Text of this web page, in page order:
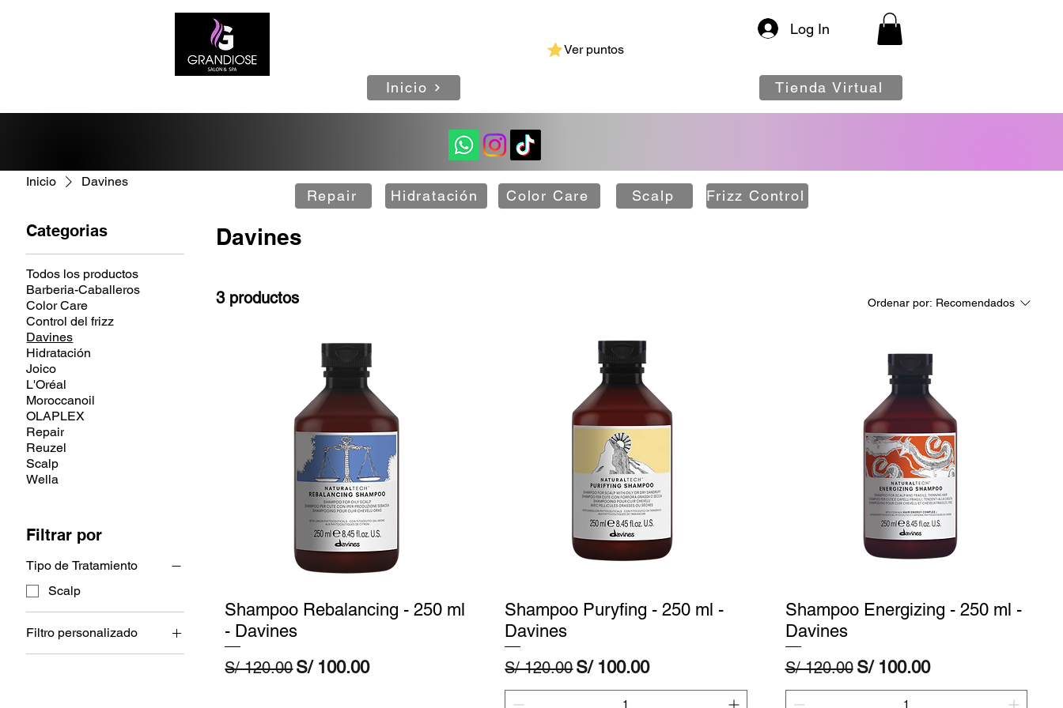
Ver puntos
Inicio
Log In
Tienda Virtual
Inicio Davines
Categorias
Todos los productos
Barberia-Caballeros
Color Care
Control del frizz
Davines
Hidratación
Joico
L'Oréal
Moroccanoil
OLAPLEX
Repair
Reuzel
Scalp
Wella
Filtrar por
Tipo de Tratamiento
Scalp
Filtro personalizado
Davines
Davines
3 productos Ordenar por: Recomendados
Shampoo Rebalancing - 250 ml
- Davines
Precio
S/ 120.00Precio de oferta
S/ 100.00
Shampoo Puryfing - 250 ml -
Davines
Precio
S/ 120.00Precio de oferta
S/ 100.00
Shampoo Energizing - 250 ml -
Davines
Precio
S/ 120.00 Precio de oferta
S/ 100.00
Repair Hidratación Color Care Scalp Frizz Control